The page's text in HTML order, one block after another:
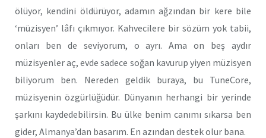
ölüyor, kendini öldürüyor, adamın ağzından bir kere bile
‘müzisyen’ lâfı çıkmıyor. Kahvecilere bir sözüm yok tabii,
onları ben de seviyorum, o ayrı. Ama on beş aydır
müzisyenler aç, evde sadece soğan kavurup yiyen müzisyen
biliyorum ben. Nereden geldik buraya, bu TuneCore,
müzisyenin özgürlüğüdür. Dünyanın herhangi bir yerinde
şarkını kaydedebilirsin. Bu ülke benim canımı sıkarsa ben
gider, Almanya’dan basarım. En azından destek olur bana.